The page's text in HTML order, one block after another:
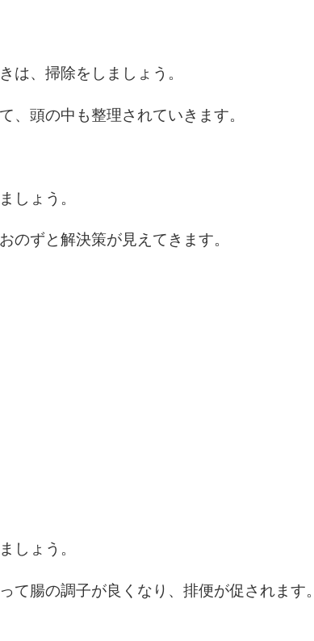
は、掃除をしましょう。
、頭の中も整理されていきます。
しょう。
のずと解決策が見えてきます。
しょう。
て腸の調子が良くなり、排便が促されます。